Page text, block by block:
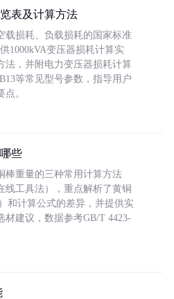
表及计算方法
载损耗、负载损耗的国家标准
1000kVA变压器损耗计算实
法，并附电力变压器损耗计算
等常见型号参数，指导用户
。
些
棒重量的三种常用计算方法
线工具法），重点解析了黄铜
和计算公式的差异，并提供实
材建议，数据参考GB/T 4423-